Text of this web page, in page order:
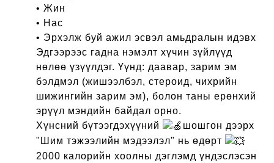
• Жин
• Нас
• Эрхэлж буй ажил эсвэл амьдралын идэвх
Эдгээрээс гадна нэмэлт хүчин зүйлүүд
нөлөө үзүүлдэг. Үүнд: даавар, зарим эм
бэлдмэл (жишээлбэл, стероид, чихрийн
шижингийн зарим эм), болон таны ерөнхий
эрүүл мэндийн байдал орно.
Хүнсний бүтээгдэхүүний
шошгон дээрх
"Шим тэжээлийн мэдээлэл" нь өдөрт
2000 калорийн хоолны дэглэмд үндэслэсэн